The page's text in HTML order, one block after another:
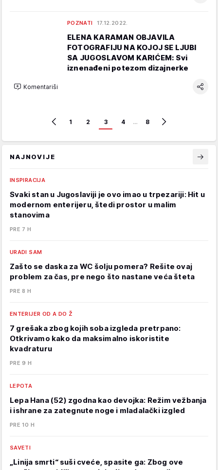
POZNATI 17.12.2022.
ELENA KARAMAN OBJAVILA
FOTOGRAFIJU NA KOJOJ SE LJUBI
SA JUGOSLAVOM KARIĆEM: Svi
iznenađeni potezom dizajnerke
Komentariši
1 2 3 4 … 8
NAJNOVIJE
INSPIRACIJA
Svaki stan u Jugoslaviji je ovo imao u trpezariji: Hit u
modernom enterijeru, štedi prostor u malim
stanovima
PRE 7 H
URADI SAM
Zašto se daska za WC šolju pomera? Rešite ovaj
problem za čas, pre nego što nastane veća šteta
PRE 8 H
ENTERIJER OD A DO Ž
7 grešaka zbog kojih soba izgleda pretrpano:
Otkrivamo kako da maksimalno iskoristite
kvadraturu
PRE 9 H
LEPOTA
Lepa Hana (52) zgodna kao devojka: Režim vežbanja
i ishrane za zategnute noge i mladalački izgled
PRE 10 H
SAVETI
„Linija smrti“ suši cveće, spasite ga: Zbog ove